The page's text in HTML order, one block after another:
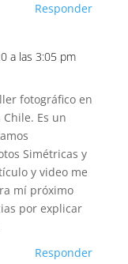
Responder
a las 3:05 pm
fotográfico en
Es un
Simétricas y
y video me
mí próximo
por explicar
Responder